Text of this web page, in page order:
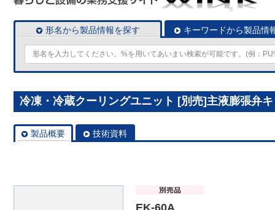
形名から製品情報を探す キーワードから製品情
冷凍・冷蔵クーリングユニット [別売]主液膨張弁
製品概要 技術資料